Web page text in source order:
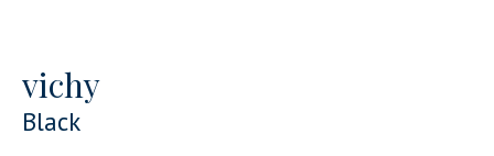
vichy
Black